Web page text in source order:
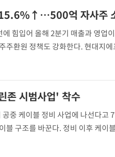
15.6%↑…500억 자사주
힘입어 올해 2분기 매출과 영업
주환원 정책도 강화한다. 현대지
증가했다고 공시했다. 같은 기간
존 시범사업' 착수
중 케이블 정비 사업에 나선다고
블 구조를 바꾼다. 정비 이후 케이
는 사업자별로 따로 설치된 전기